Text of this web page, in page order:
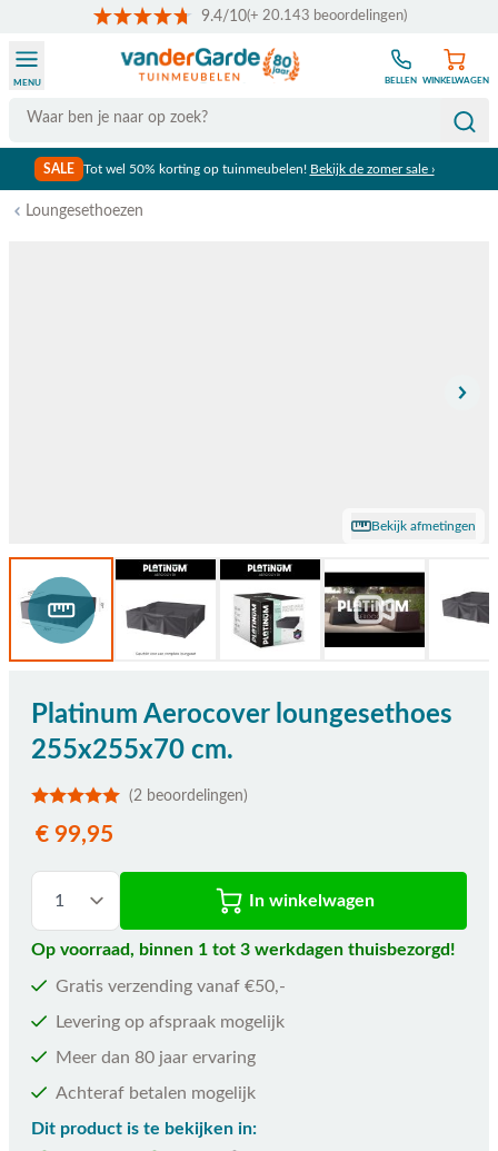
9.4/10(+ 20.143 beoordelingen)
Search
MENU BELLEN WINKELWAGEN
SALE Tot wel 50% korting op tuinmeubelen! Bekijk de zomer sale ›
Loungesethoezen
Bekijk afmetingen
Platinum Aerocover loungesethoes
255x255x70 cm.
(2 beoordelingen)
€ 99,95
In winkelwagen
Op voorraad, binnen 1 tot 3 werkdagen thuisbezorgd!
Gratis verzending vanaf €50,-
Levering op afspraak mogelijk
Meer dan 80 jaar ervaring
Achteraf betalen mogelijk
Dit product is te bekijken in: